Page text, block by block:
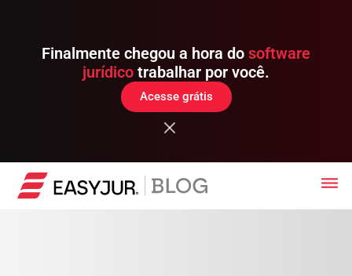
Finalmente chegou a hora do software
jurídico trabalhar por você.
Acesse grátis